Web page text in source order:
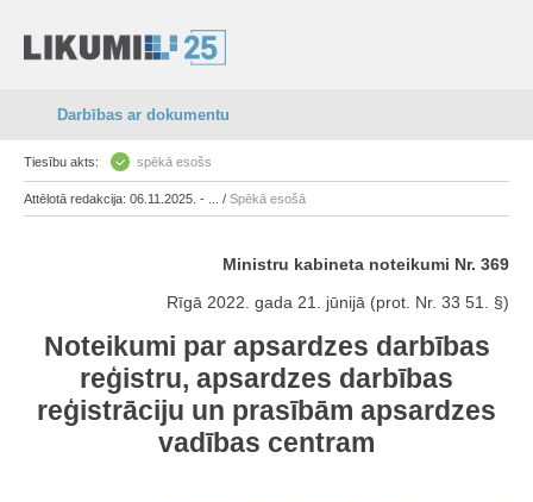
Darbības ar dokumentu
Tiesību akts: spēkā esošs
Attēlotā redakcija: 06.11.2025. - ... / Spēkā esošā
Ministru kabineta noteikumi Nr. 369
Rīgā 2022. gada 21. jūnijā (prot. Nr. 33 51. §)
Noteikumi par apsardzes darbības
reģistru, apsardzes darbības
reģistrāciju un prasībām apsardzes
vadības centram